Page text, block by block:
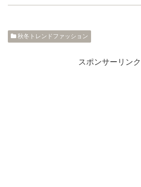
秋冬トレンドファッション
スポンサーリンク